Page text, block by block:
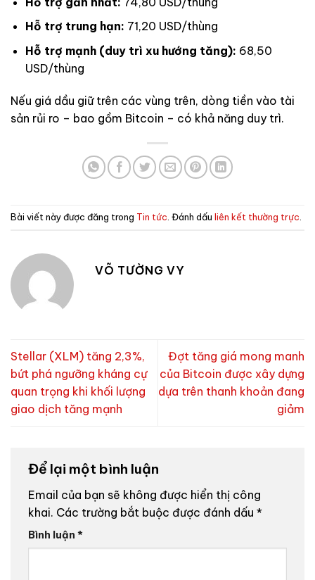
Hỗ trợ trung hạn: 71,20 USD/thùng
Hỗ trợ mạnh (duy trì xu hướng tăng): 68,50
USD/thùng
Nếu giá dầu giữ trên các vùng trên, dòng tiền vào tài
sản rủi ro – bao gồm Bitcoin – có khả năng duy trì.
Bài viết này được đăng trong Tin tức. Đánh dấu liên kết thường trực.
VÕ TƯỜNG VY
Stellar (XLM) tăng 2,3%,
bứt phá ngưỡng kháng cự
quan trọng khi khối lượng
giao dịch tăng mạnh
Đợt tăng giá mong manh
của Bitcoin được xây dựng
dựa trên thanh khoản đang
giảm
Để lại một bình luận
Email của bạn sẽ không được hiển thị công
khai. Các trường bắt buộc được đánh dấu *
Bình luận *